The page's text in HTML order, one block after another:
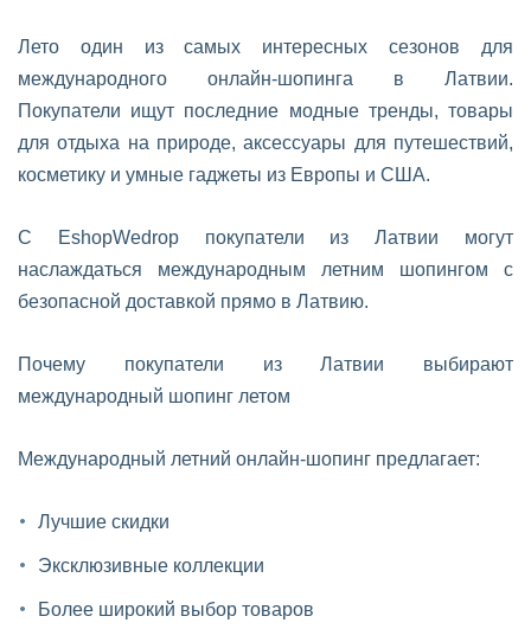
Лето один из самых интересных сезонов для
международного онлайн-шопинга в Латвии.
Покупатели ищут последние модные тренды, товары
для отдыха на природе, аксессуары для путешествий,
косметику и умные гаджеты из Европы и США.
С EshopWedrop покупатели из Латвии могут
наслаждаться международным летним шопингом с
безопасной доставкой прямо в Латвию.
Почему покупатели из Латвии выбирают
международный шопинг летом
Международный летний онлайн-шопинг предлагает:
Лучшие скидки
Эксклюзивные коллекции
Более широкий выбор товаров